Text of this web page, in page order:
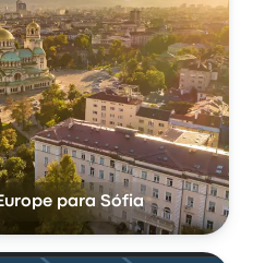
para Sófia